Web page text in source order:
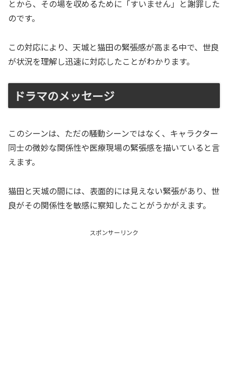
とから、その場を収めるために「すいません」と謝罪した
のです。
この対応により、天城と猫田の緊張感が高まる中で、世良
が状況を理解し迅速に対応したことがわかります。
ドラマのメッセージ
このシーンは、ただの騒動シーンではなく、キャラクター
同士の微妙な関係性や医療現場の緊張感を描いていると言
えます。
猫田と天城の間には、表面的には見えない緊張があり、世
良がその関係性を敏感に察知したことがうかがえます。
スポンサーリンク